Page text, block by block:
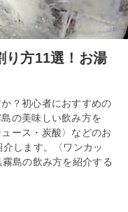
り方11選！お湯
？初心者におすすめの
の美味しい飲み方を
ース・炭酸〉などのお
します。〈ワンカッ
島の飲み方を紹介する